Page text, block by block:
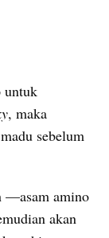
untuk
sebelum
—asam amino
akan